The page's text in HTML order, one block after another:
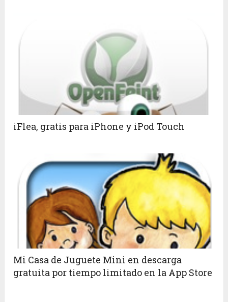
iFlea, gratis para iPhone y iPod Touch
Mi Casa de Juguete Mini en descarga
gratuita por tiempo limitado en la App Store